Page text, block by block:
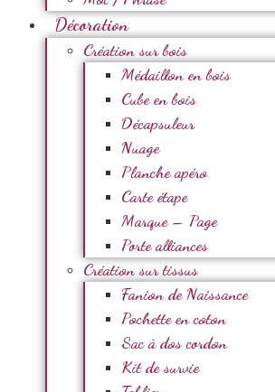
Décoration
Création sur bois
Médaillon en bois
Cube en bois
Décapsuleur
Nuage
Planche apéro
Carte étape
Marque – Page
Porte alliances
Création sur tissus
Fanion de Naissance
Pochette en coton
Sac à dos cordon
Kit de survie